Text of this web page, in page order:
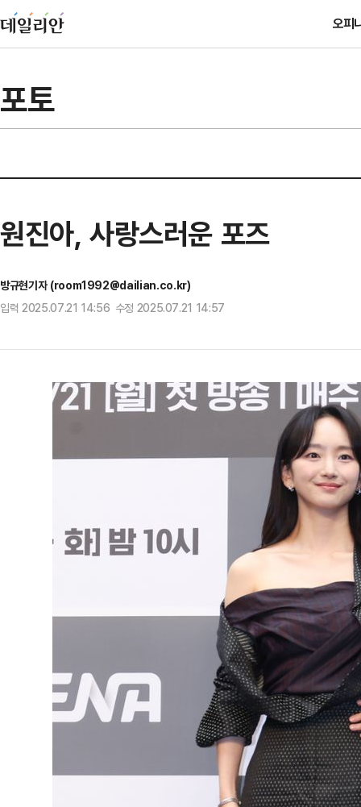
오피
포토
원진아, 사랑스러운 포즈
방규현기자 (room1992@dailian.co.kr)
입력 2025.07.21 14:56 수정 2025.07.21 14:57